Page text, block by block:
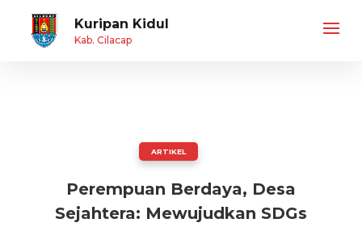
Kuripan Kidul
Kab. Cilacap
ARTIKEL
Perempuan Berdaya, Desa
Sejahtera: Mewujudkan SDGs